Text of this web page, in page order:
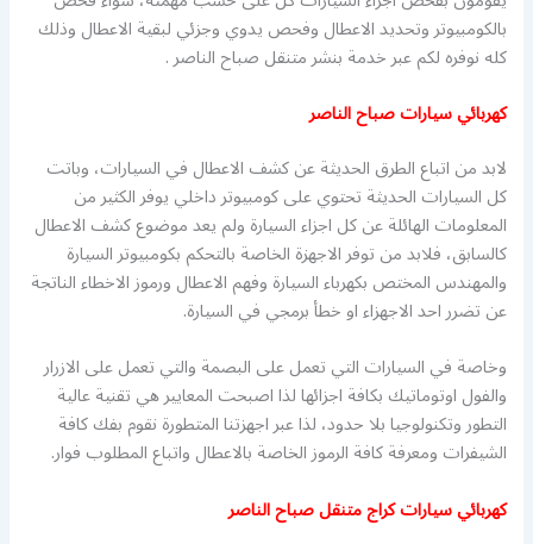
بالكومبيوتر وتحديد الاعطال وفحص يدوي وجزئي لبقية الاعطال وذلك
كله نوفره لكم عبر خدمة بنشر متنقل صباح الناصر .
كهربائي سيارات صباح الناصر
لابد من اتباع الطرق الحديثة عن كشف الاعطال في السيارات، وباتت
كل السيارات الحديثة تحتوي على كومبيوتر داخلي يوفر الكثير من
المعلومات الهائلة عن كل اجزاء السيارة ولم يعد موضوع كشف الاعطال
كالسابق، فلابد من توفر الاجهزة الخاصة بالتحكم بكومبيوتر السيارة
والمهندس المختص بكهرباء السيارة وفهم الاعطال ورموز الاخطاء الناتجة
عن تضرر احد الاجهزاء او خطأ برمجي في السيارة.
وخاصة في السيارات التي تعمل على البصمة والتي تعمل على الازرار
والفول اوتوماتيك بكافة اجزائها لذا اصبحت المعايير هي تقنية عالية
التطور وتكنولوجيا بلا حدود، لذا عبر اجهزتنا المتطورة نقوم بفك كافة
الشيفرات ومعرفة كافة الرموز الخاصة بالاعطال واتباع المطلوب فوار.
كهربائي سيارات كراج متنقل صباح الناصر